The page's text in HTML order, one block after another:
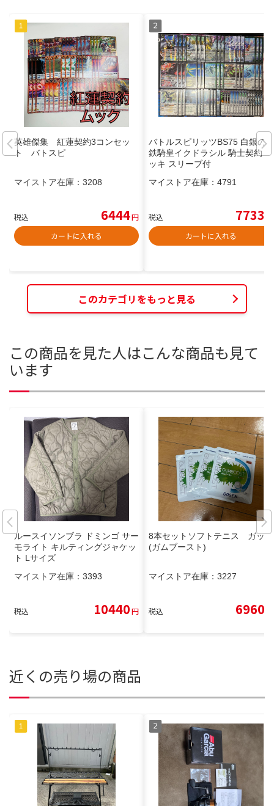
英雄傑集 紅蓮契約3コンセッ
ト バトスピ
マイストア在庫： 3208
税込 6444円
カートに入れる
バトルスピリッツBS75 白銀の
鉄騎皇イクドラシル 騎士契約 デ
ッキ スリーブ付
マイストア在庫： 4791
税込 7733
カートに入れる
このカテゴリをもっと見る
この商品を見た人はこんな商品も見て
います
ルースイソンブラ ドミンゴ サー
モライト キルティングジャケッ
ト Lサイズ
マイストア在庫： 3393
税込 10440円
8本セットソフトテニス ガット
(ガムブースト)
マイストア在庫： 3227
税込 6960
近くの売り場の商品